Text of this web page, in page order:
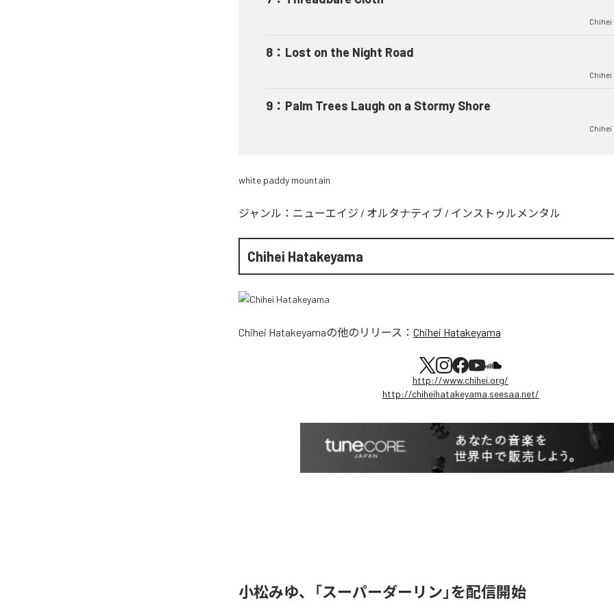
Chihei
8 ： Lost on the Night Road
Chihei
9 ： Palm Trees Laugh on a Stormy Shore
Chihei
white paddy mountain
ジャンル： ニューエイジ / オルタナティブ / インストゥルメンタル
Chihei Hatakeyama
Chihei Hatakeyamaの他のリリース： Chihei Hatakeyama
http://www.chihei.org/
http://chiheihatakeyama.seesaa.net/
小松みゆ、「スーパーダーリン」を配信開始